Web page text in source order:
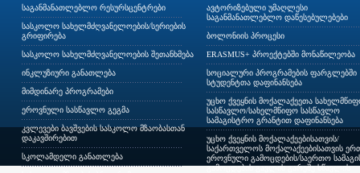
საგანმანათლებლო რესურსცენტრები
სასკოლო სახელმძღვანელოების/სერიების
გრიფირება
სასკოლო სახელმძღვანელოების შეთანხმება
ინკლუზიური განათლება
მიმდინარე პროგრამები
ეროვნული სასწავლო გეგმა
კვლევები ბავშვების სასკოლო მზაობასთან
დაკავშირებით
სკოლამდელი განათლება
ავტორიზებული უმაღლესი
საგანმანათლებლო დაწესებულებები
ბოლონიის პროცესი
ERASMUS+ პროექტებში მონაწილეობა
სოციალური პროგრამების ფარგლებში
სტუდენტთა დაფინანსება
უცხო ქვეყნის მოქალაქეეთა
სასწავლო/სახელმწიფო სასწავლო
სამაგისტრო გრანტით დაფინანსება
უცხო ქვეყნის მოქალაქეებისათვის/
საქართველოს მოქალაქეებისათვის
ეროვნული გამოცდების/საერთო
გამოცდების გავლის გარეშე სწავლის